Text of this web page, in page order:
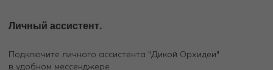
Личный ассистент.
Подключите личного ассистента "Дикой Орхидеи"
в удобном мессенджере